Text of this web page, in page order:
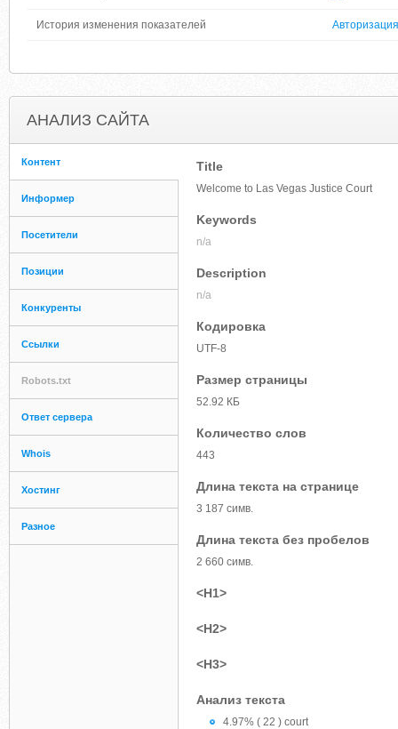
История изменения показателей Авторизация
АНАЛИЗ САЙТА
Контент
Информер
Посетители
Позиции
Конкуренты
Ссылки
Robots.txt
Ответ сервера
Whois
Хостинг
Разное
Title
Welcome to Las Vegas Justice Court
Keywords
n/a
Description
n/a
Кодировка
UTF-8
Размер страницы
52.92 КБ
Количество слов
443
Длина текста на странице
3 187 симв.
Длина текста без пробелов
2 660 симв.
<H1>
<H2>
<H3>
Анализ текста
4.97% ( 22 ) court